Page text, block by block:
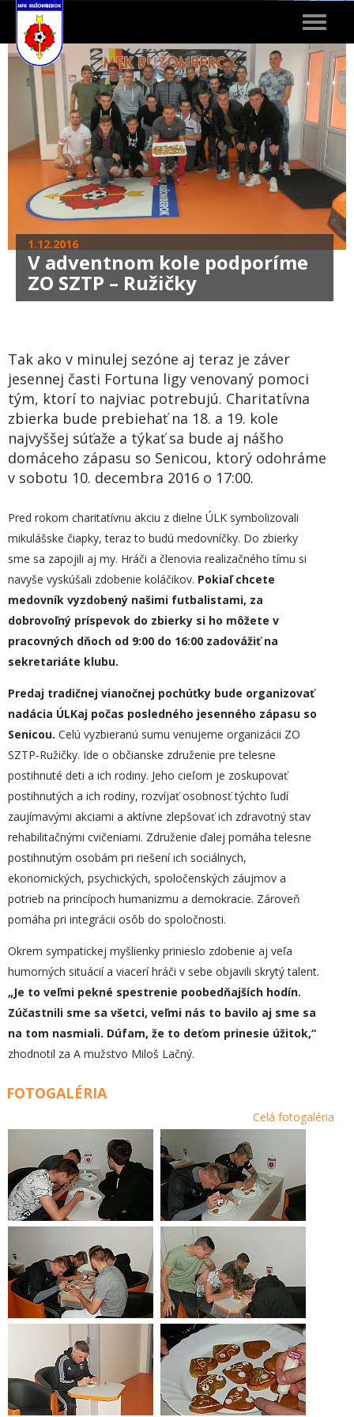
Toggle
1.12.2016
V adventnom kole podporíme
ZO SZTP – Ružičky
Tak ako v minulej sezóne aj teraz je záver
jesennej časti Fortuna ligy venovaný pomoci
tým, ktorí to najviac potrebujú. Charitatívna
zbierka bude prebiehať na 18. a 19. kole
najvyššej súťaže a týkať sa bude aj nášho
domáceho zápasu so Senicou, ktorý odohráme
v sobotu 10. decembra 2016 o 17:00.
Pred rokom charitatívnu akciu z dielne ÚLK symbolizovali
mikulášske čiapky, teraz to budú medovníčky. Do zbierky
sme sa zapojili aj my. Hráči a členovia realizačného tímu si
navyše vyskúšali zdobenie koláčikov. Pokiaľ chcete
medovník vyzdobený našimi futbalistami, za
dobrovoľný príspevok do zbierky si ho môžete v
pracovných dňoch od 9:00 do 16:00 zadovážiť na
sekretariáte klubu.
Predaj tradičnej vianočnej pochúťky bude organizovať
nadácia ÚLKaj počas posledného jesenného zápasu so
Senicou. Celú vyzbieranú sumu venujeme organizácii ZO
SZTP-Ružičky. Ide o občianske združenie pre telesne
postihnuté deti a ich rodiny. Jeho cieľom je zoskupovať
postihnutých a ich rodiny, rozvíjať osobnosť týchto ľudí
zaujímavými akciami a aktívne zlepšovať ich zdravotný stav
rehabilitačnými cvičeniami. Združenie ďalej pomáha telesne
postihnutým osobám pri riešení ich sociálnych,
ekonomických, psychických, spoločenských záujmov a
potrieb na princípoch humanizmu a demokracie. Zároveň
pomáha pri integrácii osôb do spoločnosti.
Okrem sympatickej myšlienky prinieslo zdobenie aj veľa
humorných situácií a viacerí hráči v sebe objavili skrytý talent.
„Je to veľmi pekné spestrenie poobedňajších hodín.
Zúčastnili sme sa všetci, veľmi nás to bavilo aj sme sa
na tom nasmiali. Dúfam, že to deťom prinesie úžitok,“
zhodnotil za A mužstvo Miloš Lačný.
FOTOGALÉRIA
Celá fotogaléria